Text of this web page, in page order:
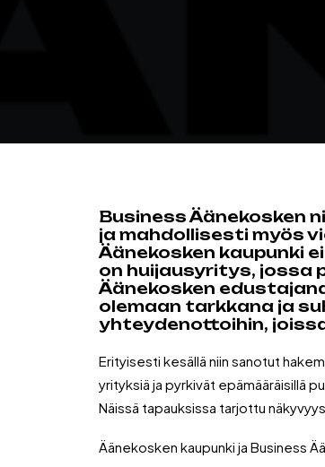
Business Äänekosken
ja mahdollisesti myös
Äänekosken kaupunki
on huijausyritys, jossa
Äänekosken
olemaan tarkkana ja
yhteydenottoihin,
Erityisesti kesällä niin sanotut
yrityksiä ja pyrkivät epämääräisillä
Näissä tapauksissa tarjottu
Äänekosken kaupunki ja Business